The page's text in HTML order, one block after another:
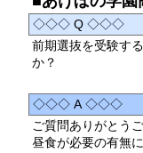
◇◇◇ Q ◇◇◇
前期選抜を受験す
か？
◇◇◇ A ◇◇◇
ご質問ありがとう
昼食が必要の有無